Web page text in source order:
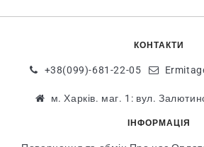
КОНТАКТИ
+38(099)-681-22-05
м. Харків. маг. 1: вул.
ІНФОРМАЦІЯ